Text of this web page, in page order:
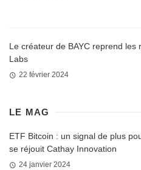
Le créateur de BAYC reprend les
Labs
22 février 2024
LE MAG
ETF Bitcoin : un signal de plus
se réjouit Cathay Innovation
24 janvier 2024